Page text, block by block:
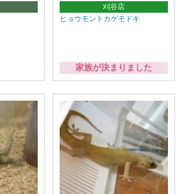
刈谷店
ヒョウモントカゲモドキ
家族が決まりました